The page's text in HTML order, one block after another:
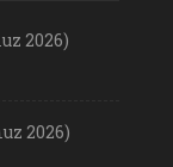
2026)
2026)